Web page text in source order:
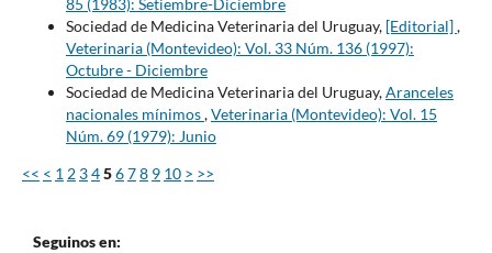
Sociedad de Medicina Veterinaria del Uruguay, [Editorial],
Veterinaria (Montevideo): Vol. 33 Núm. 136 (1997):
Octubre - Diciembre
Sociedad de Medicina Veterinaria del Uruguay,Aranceles
nacionales mínimos,Veterinaria (Montevideo): Vol. 15
Núm. 69 (1979): Junio
<< < 1 2 345678 9 10 > >>
Seguinos en: